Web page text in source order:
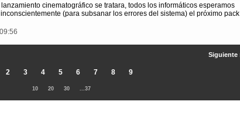
cinematográfico se tratara, todos los informáticos esperamos
(para subsanar los errores del sistema) el próximo pack
2 3 4 5 6 7 8 9
Siguiente
10 20 30 ...37